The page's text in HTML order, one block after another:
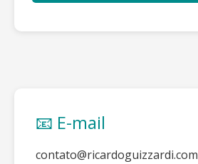
📧 E-mail
contato@ricardoguizzardi.com